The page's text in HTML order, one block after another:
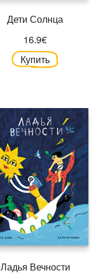
Дети Солнца
16.9€
Купить
Ладья Вечности